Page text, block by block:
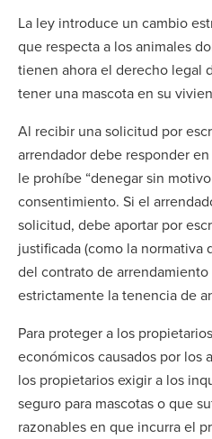
La ley introduce un cambio
que respecta a los animales
tienen ahora el derecho legal
tener una mascota en su
Al recibir una solicitud por
arrendador debe responder
le prohíbe “denegar sin
consentimiento. Si el
solicitud, debe aportar por
justificada (como la
del contrato de
estrictamente la tenencia de
Para proteger a los
económicos causados por los
los propietarios exigir a los
seguro para mascotas o que
razonables en que incurra el